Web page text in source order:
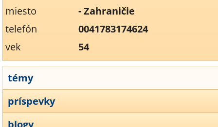
miesto
- Zahraničie
telefón
0041783174624
vek
54
témy
príspevky
blogy